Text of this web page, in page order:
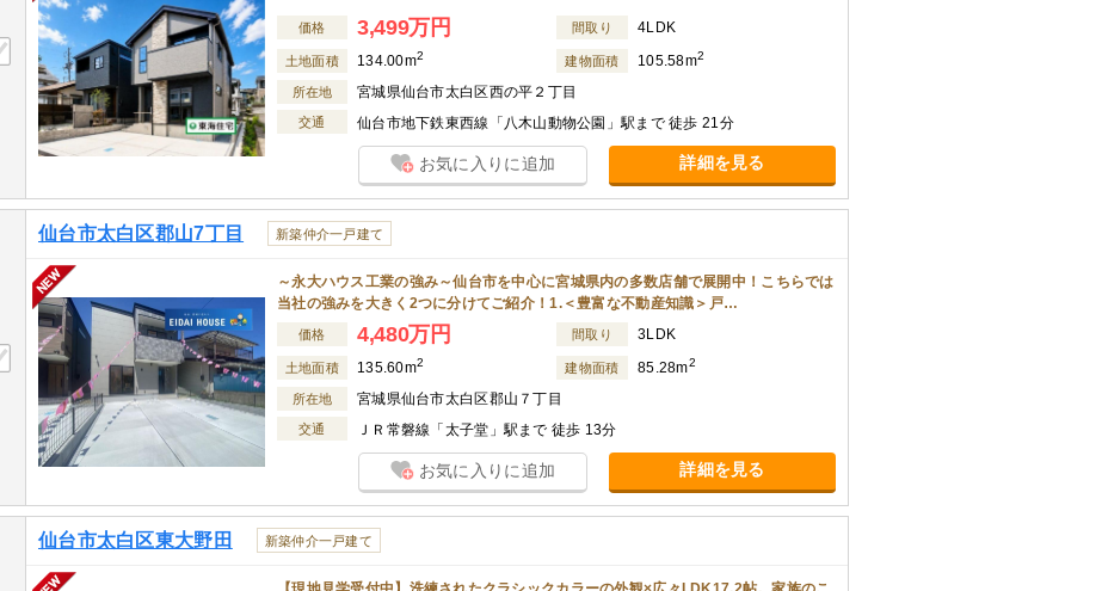
価格 3,499万円 間取り 4LDK
土地面積 134.00m2 建物面積 105.58m2
所在地 宮城県仙台市太白区西の平２丁目
交通 仙台市地下鉄東西線「八木山動物公園」駅まで 徒歩 21分
お気に入りに追加 詳細を見る
仙台市太白区郡山7丁目 新築仲介一戸建て
～永大ハウス工業の強み～仙台市を中心に宮城県内の多数店舗で展開中！こちらでは
当社の強みを大きく2つに分けてご紹介！1.＜豊富な不動産知識＞戸…
価格 4,480万円 間取り 3LDK
土地面積 135.60m2 建物面積 85.28m2
所在地 宮城県仙台市太白区郡山７丁目
交通 ＪＲ常磐線「太子堂」駅まで 徒歩 13分
お気に入りに追加 詳細を見る
仙台市太白区東大野田 新築仲介一戸建て